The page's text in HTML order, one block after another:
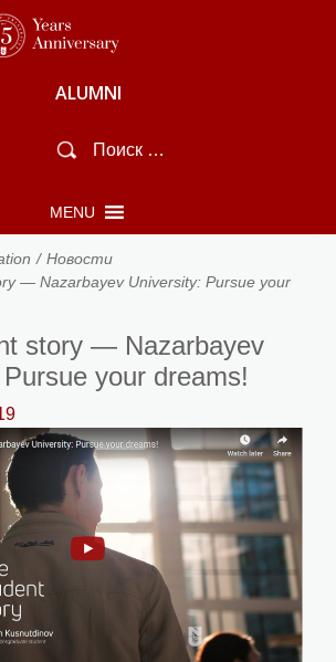
ALUMNI
MENU
Новости
— Nazarbayev University: Pursue your
story — Nazarbayev
your dreams!